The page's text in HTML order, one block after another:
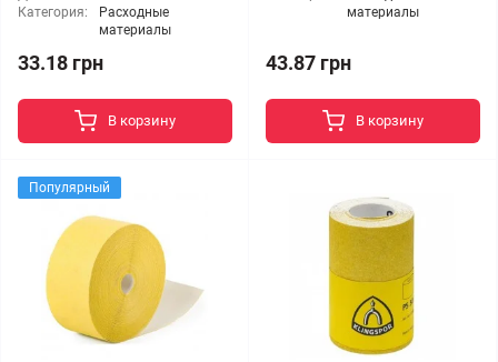
Категория:
Расходные
материалы
33.18 грн
В корзину
материалы
43.87 грн
В корзину
Популярный